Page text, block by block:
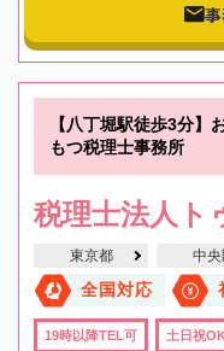
【八丁堀駅徒歩3分】
もつ税理士事務所
税理士法人ト
東京都 中央
全国対応
19時以降TEL可 土日祝